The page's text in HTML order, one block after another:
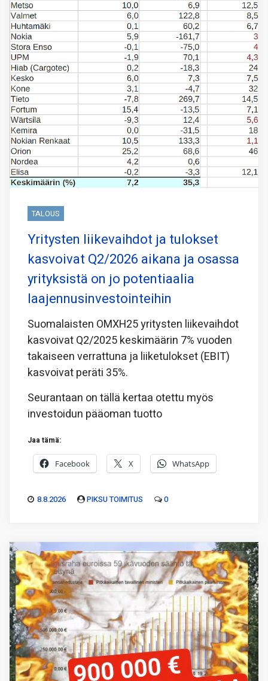
TALOUS
Yritysten liikevaihdot ja tulokset
kasvoivat Q2/2026 aikana ja osassa
yrityksistä on jo potentiaalia
laajennusinvestointeihin
Suomalaisten OMXH25 yritysten liikevaihdot
kasvoivat Q2/2025 keskimäärin 7% vuoden
takaiseen verrattuna ja liiketulokset (EBIT)
kasvoivat peräti 35%.
Seurantaan on tällä kertaa otettu myös
investoidun pääoman tuotto
Jaa tämä:
Facebook X WhatsApp
8.8.2026 PIKSU TOIMITUS 0